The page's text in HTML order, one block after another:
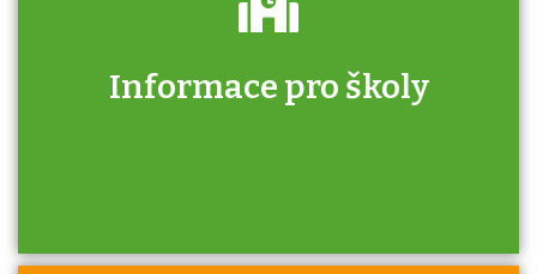
Informace pro školy
Zjistěte, jak se přihlásit ke zkoušce a kde